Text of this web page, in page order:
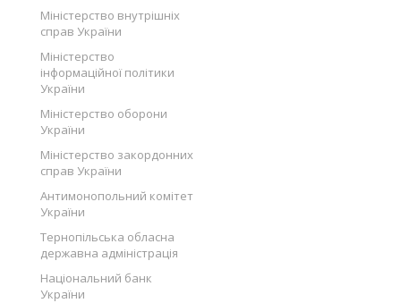
Міністерство внутрішніх
справ України
Міністерство
інформаційної політики
України
Міністерство оборони
України
Міністерство закордонних
справ України
Антимонопольний комітет
України
Тернопільська обласна
державна адміністрація
Національний банк
України